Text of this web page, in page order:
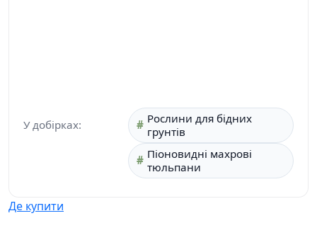
У добірках:
Рослини для бідних
грунтів
Піоновидні махрові
тюльпани
Де купити